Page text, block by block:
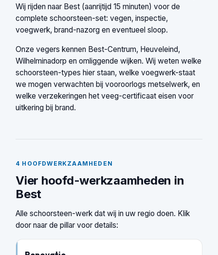
Wij rijden naar Best (aanrijtijd 15 minuten) voor de
complete schoorsteen-set: vegen, inspectie,
voegwerk, brand-nazorg en eventueel sloop.
Onze vegers kennen Best-Centrum, Heuveleind,
Wilhelminadorp en omliggende wijken. Wij weten welke
schoorsteen-types hier staan, welke voegwerk-staat
we mogen verwachten bij vooroorlogs metselwerk, en
welke verzekeringen het veeg-certificaat eisen voor
uitkering bij brand.
4 HOOFDWERKZAAMHEDEN
Vier hoofd-werkzaamheden in
Best
Alle schoorsteen-werk dat wij in uw regio doen. Klik
door naar de pillar voor details: